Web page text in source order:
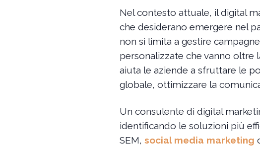
Nel contesto attuale, il digital
che desiderano emergere nel
non si limita a gestire
personalizzate che vanno oltre
aiuta le aziende a sfruttare le
globale, ottimizzare la
Un consulente di digital
identificando le soluzioni più
SEM, social media marketing